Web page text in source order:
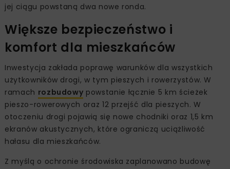
jej ciągu powstaną dwa nowe ronda.
Większe bezpieczeństwo i
komfort dla mieszkańców
Inwestycja zakłada poprawę warunków dla wszystkich
użytkowników drogi, w tym pieszych i rowerzystów. W
ramach rozbudowy powstanie łącznie 5 km ścieżek
pieszo-rowerowych oraz 12 przejść dla pieszych. W
otoczeniu drogi pojawią się nowe chodniki oraz 1,5 km
ekranów akustycznych, które ograniczą uciążliwość
hałasu dla mieszkańców.
Z myślą o ochronie środowiska zaplanowano budowę